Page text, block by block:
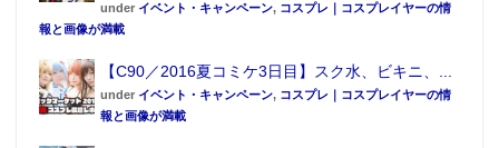
under イベント・キャンペーン, コスプレ｜コスプレイヤーの情
報と画像が満載
【C90／2016夏コミケ3日目】スク水、ビキニ、...
under イベント・キャンペーン, コスプレ｜コスプレイヤーの情
報と画像が満載